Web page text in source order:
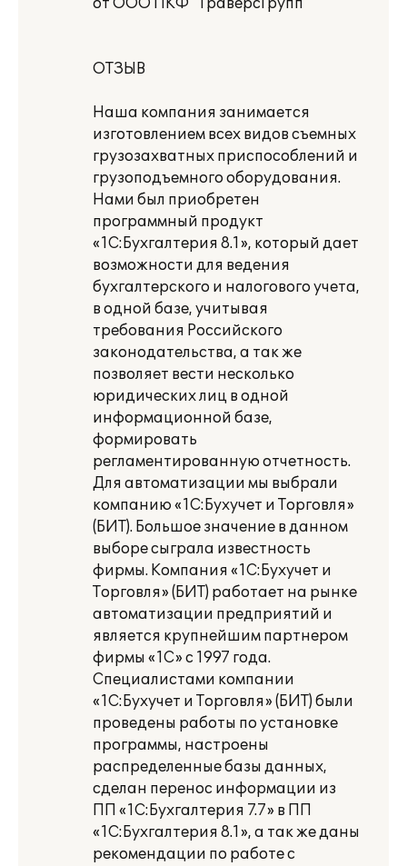
от ООО ПКФ "ТраверсГрупп"
ОТЗЫВ
Наша компания занимается
изготовлением всех видов съемных
грузозахватных приспособлений и
грузоподъемного оборудования.
Нами был приобретен
программный продукт
«1С:Бухгалтерия 8.1», который дает
возможности для ведения
бухгалтерского и налогового учета,
в одной базе, учитывая
требования Российского
законодательства, а так же
позволяет вести несколько
юридических лиц в одной
информационной базе,
формировать
регламентированную отчетность.
Для автоматизации мы выбрали
компанию «1С:Бухучет и Торговля»
(БИТ). Большое значение в данном
выборе сыграла известность
фирмы. Компания «1С:Бухучет и
Торговля» (БИТ) работает на рынке
автоматизации предприятий и
является крупнейшим партнером
фирмы «1С» с 1997 года.
Специалистами компании
«1С:Бухучет и Торговля» (БИТ) были
проведены работы по установке
программы, настроены
распределенные базы данных,
сделан перенос информации из
ПП «1С:Бухгалтерия 7.7» в ПП
«1С:Бухгалтерия 8.1», а так же даны
рекомендации по работе с